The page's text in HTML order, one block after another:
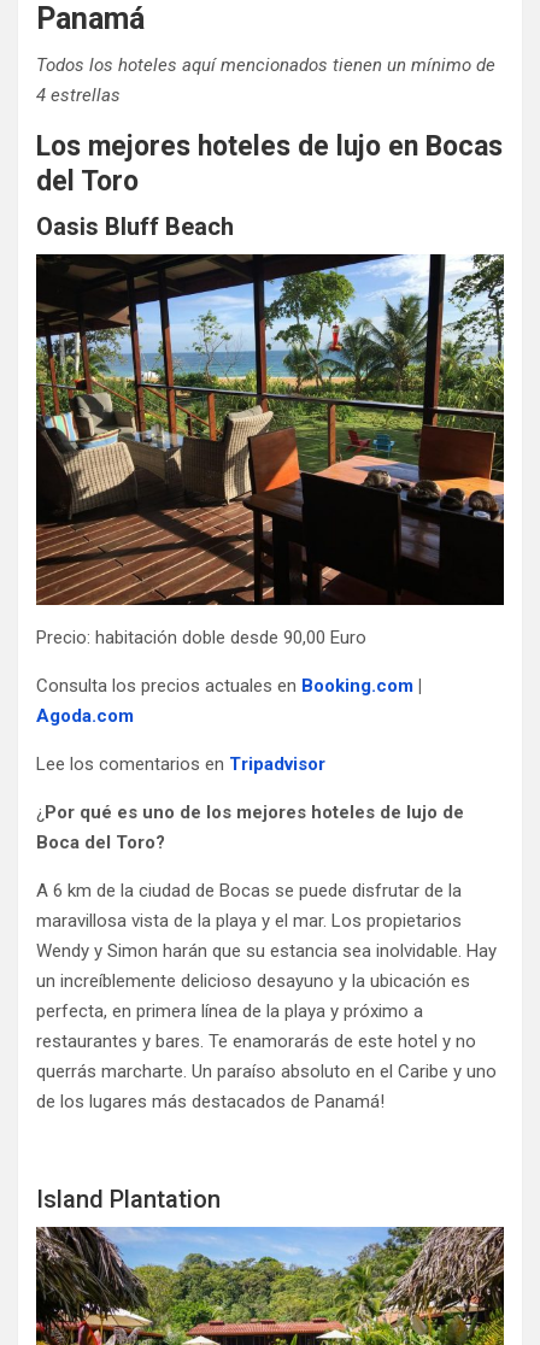
Panamá
Todos los hoteles aquí mencionados tienen un mínimo de
4 estrellas
Los mejores hoteles de lujo en Bocas
del Toro
Oasis Bluff Beach
Precio: habitación doble desde 90,00 Euro
Consulta los precios actuales en Booking.com |
Agoda.com
Lee los comentarios en Tripadvisor
¿ Por qué es uno de los mejores hoteles de lujo de
Boca del Toro?
A 6 km de la ciudad de Bocas se puede disfrutar de la
maravillosa vista de la playa y el mar. Los propietarios
Wendy y Simon harán que su estancia sea inolvidable. Hay
un increíblemente delicioso desayuno y la ubicación es
perfecta, en primera línea de la playa y próximo a
restaurantes y bares. Te enamorarás de este hotel y no
querrás marcharte. Un paraíso absoluto en el Caribe y uno
de los lugares más destacados de Panamá!
Island Plantation